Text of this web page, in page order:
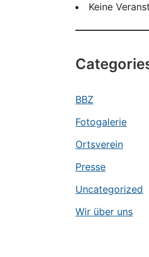
Keine
BBZ
Fotogalerie
Ortsverein
Presse
Uncategorized
Wir über uns